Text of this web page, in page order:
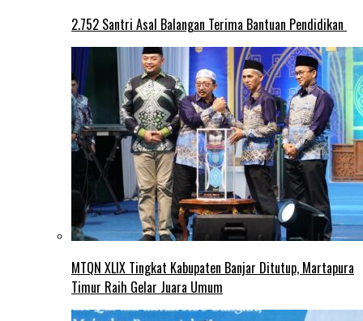
2.752 Santri Asal Balangan Terima Bantuan Pendidikan
MTQN XLIX Tingkat Kabupaten Banjar Ditutup, Martapura
Timur Raih Gelar Juara Umum